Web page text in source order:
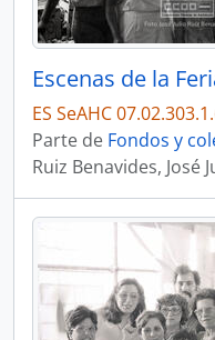
ES SeAHC
Parte de Fondos y
Ruiz Benavides, José